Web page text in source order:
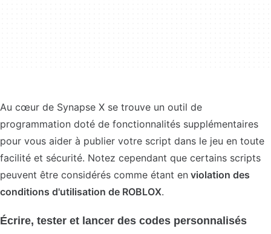
Au cœur de Synapse X se trouve un outil de
programmation doté de fonctionnalités supplémentaires
pour vous aider à publier votre script dans le jeu en toute
facilité et sécurité. Notez cependant que certains scripts
peuvent être considérés comme étant en violation des
conditions d'utilisation de ROBLOX.
Écrire, tester et lancer des codes personnalisés